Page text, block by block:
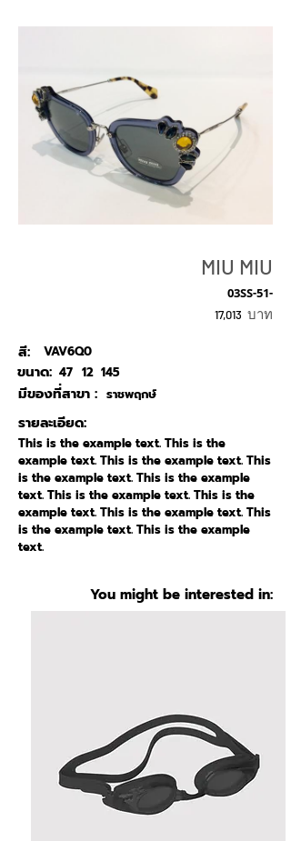
MIU MIU
03SS-51-
17,013 บาท
สี:
VAV6Q0
47
ขนาด: 12 145
ราชพฤกษ์
มีของที่สาขา :
รายละเอียด:
This is the example text. This is the
example text. This is the example text. This
is the example text. This is the example
text. This is the example text. This is the
example text. This is the example text. This
is the example text. This is the example
text.
You might be interested in: